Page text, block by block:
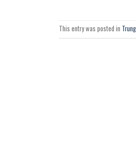
This entry was posted in